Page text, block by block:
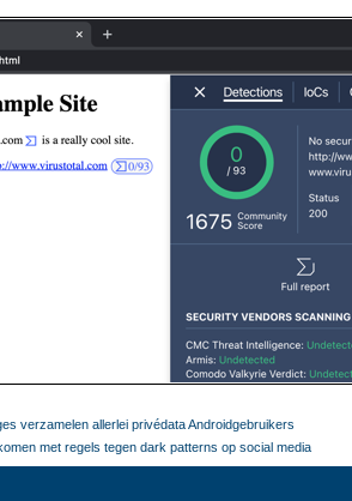
verzamelen allerlei privédata Androidgebruikers
met regels tegen dark patterns op social media